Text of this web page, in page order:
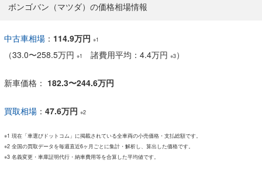
ボンゴバン（マツダ）の価格相場情報
中古車相場 ： 114.9万円 ※1
（33.0〜258.5万円 ※1 諸費用平均：4.4万円 ※3）
新車価格： 182.3〜244.6万円
買取相場 ： 47.6万円 ※2
※1 現在「車選びドットコム」に掲載されている全車両の小売価格・支払総額です。
※2 全国の買取データを毎週直近6ヶ月ごとに集計・解析し、算出した価格です。
※3 名義変更・車庫証明代行・納車費用等を合算した平均値です。